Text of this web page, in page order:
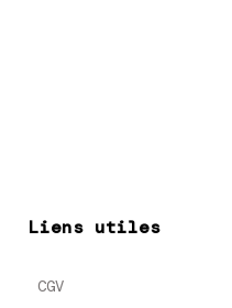
Liens utiles
CGV